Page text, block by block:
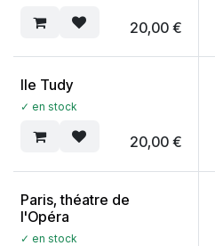
20,00€
Ile Tudy
✓ en stock
20,00€
Paris, théatre de
l'Opéra
✓ en stock